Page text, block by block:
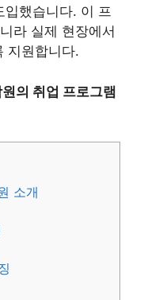
입했습니다. 이 프
라 실제 현장에서
지원합니다.
의 취업 프로그램
소개